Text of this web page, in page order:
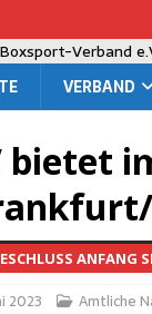
VER­BAND
bie­tet
ANFANG
2023 Amtliche